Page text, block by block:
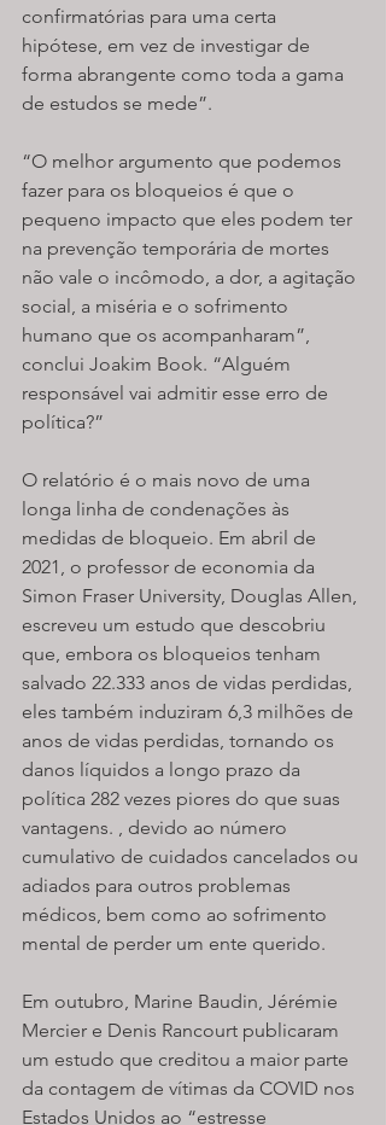
confirmatórias para uma certa
hipótese, em vez de investigar de
forma abrangente como toda a gama
de estudos se mede”.
“O melhor argumento que podemos
fazer para os bloqueios é que o
pequeno impacto que eles podem ter
na prevenção temporária de mortes
não vale o incômodo, a dor, a agitação
social, a miséria e o sofrimento
humano que os acompanharam”,
conclui Joakim Book. “Alguém
responsável vai admitir esse erro de
política?”
O relatório é o mais novo de uma
longa linha de condenações às
medidas de bloqueio. Em abril de
2021, o professor de economia da
Simon Fraser University, Douglas Allen,
escreveu um estudo que descobriu
que, embora os bloqueios tenham
salvado 22.333 anos de vidas perdidas,
eles também induziram 6,3 milhões de
anos de vidas perdidas, tornando os
danos líquidos a longo prazo da
política 282 vezes piores do que suas
vantagens. , devido ao número
cumulativo de cuidados cancelados ou
adiados para outros problemas
médicos, bem como ao sofrimento
mental de perder um ente querido.
Em outubro, Marine Baudin, Jérémie
Mercier e Denis Rancourt publicaram
um estudo que creditou a maior parte
da contagem de vítimas da COVID nos
Estados Unidos ao “estresse